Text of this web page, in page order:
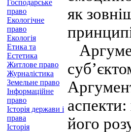
Господарське
право
Екологічне
право
Екологія
Етика та
Естетика
Житлове право
Журналістика
Земельне право
Інформаційне
право
Історія держави і
права
Історія
як
його